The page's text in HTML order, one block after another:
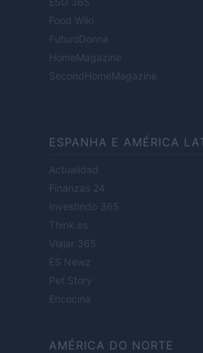
Food Wiki
FuturoDonna
HomeMagazine
SecondHomeMagazine
ESPANHA E AMÉRICA
Actualidad
Finanzas 24
Investindo 365
Think.es
Viajar 365
ES Newz
Pet Story
Encocina
AMÉRICA DO NORTE